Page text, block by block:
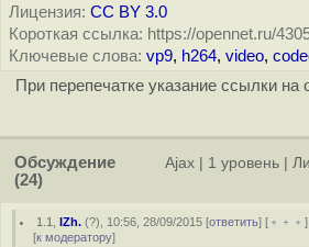
Лицензия: CC BY 3.0
Короткая ссылка: https://opennet.ru/
Ключевые слова: vp9, h264, video,
При перепечатке указание ссылки на
Обсуждение
(24)
Ajax 1 уровень
1.1 ,IZh. (?), 10:56, 28/09/2015 [ответить] [ ﹢﹢﹢
[к модератору]